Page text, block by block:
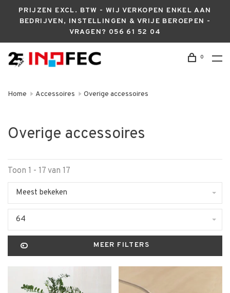
PRIJZEN EXCL. BTW - WIJ VERKOPEN ENKEL AAN
BEDRIJVEN, INSTELLINGEN & VRIJE BEROEPEN -
VRAGEN? 056 61 52 04
0
Home Accessoires Overige accessoires
Overige accessoires
Toon 1 - 17 van 17
Meest bekeken
64
MEER FILTERS